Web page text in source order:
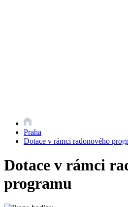
Praha
Dotace v rámci radonového
Dotace v rámci
programu